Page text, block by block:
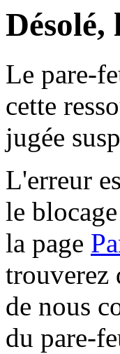
Désolé,
Le pare-
cette
jugée
L'erreur
le
la page
trouverez
de nous
du pare-